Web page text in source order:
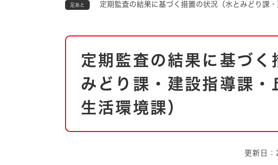
保険・年金
自然・環境・公園 住宅
おくやみ
男女共同参画
地域コミュニティ・ボラン
産
歴史 行財政
足あと 定期監査の結果に基づく措置の状況（水とみどり課
本
定期監査の結果に基づく
みどり課・建設指導課・
生活環境課）
更新日